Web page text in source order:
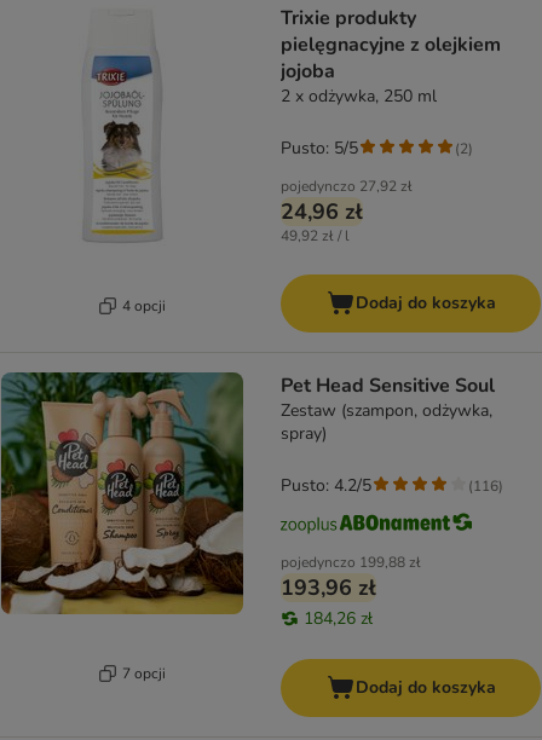
4 opcji
Trixie produkty
pielęgnacyjne z olejkiem
jojoba
2 x odżywka, 250 ml
pojedynczo 27,92 zł
24,96 zł
49,92 zł / l
Pusto: 5/5 (2)
Dodaj do koszyka
7 opcji
Pet Head Sensitive Soul
Zestaw (szampon, odżywka,
spray)
pojedynczo 199,88 zł
193,96 zł
184,26 zł
Pusto: 4.2/5 (116)
Dodaj do koszyka